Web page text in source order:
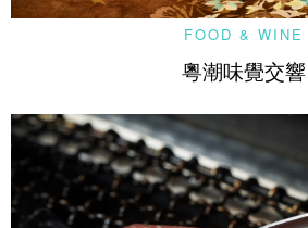
FOOD & WINE
粵潮味覺交響